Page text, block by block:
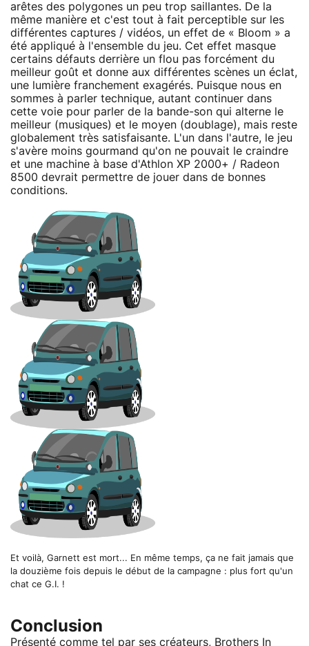
arêtes des polygones un peu trop saillantes. De la
même manière et c'est tout à fait perceptible sur les
différentes captures / vidéos, un effet de « Bloom » a
été appliqué à l'ensemble du jeu. Cet effet masque
certains défauts derrière un flou pas forcément du
meilleur goût et donne aux différentes scènes un éclat,
une lumière franchement exagérés. Puisque nous en
sommes à parler technique, autant continuer dans
cette voie pour parler de la bande-son qui alterne le
meilleur (musiques) et le moyen (doublage), mais reste
globalement très satisfaisante. L'un dans l'autre, le jeu
s'avère moins gourmand qu'on ne pouvait le craindre
et une machine à base d'Athlon XP 2000+ / Radeon
8500 devrait permettre de jouer dans de bonnes
conditions.
Et voilà, Garnett est mort... En même temps, ça ne fait jamais que
la douzième fois depuis le début de la campagne : plus fort qu'un
chat ce G.I. !
Conclusion
Présenté comme tel par ses créateurs, Brothers In